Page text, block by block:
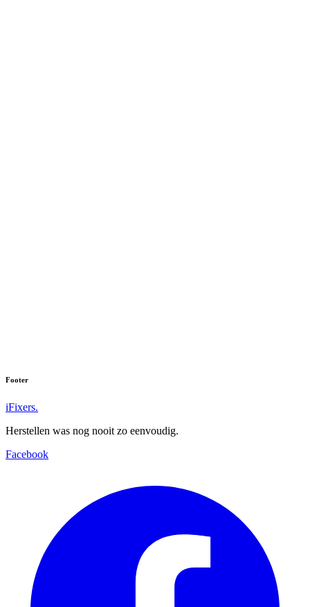
Footer
iFixers.
Herstellen was nog nooit zo eenvoudig.
Facebook